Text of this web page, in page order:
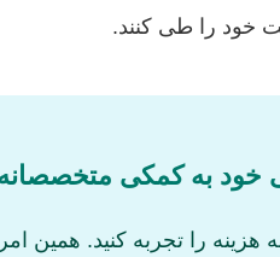
خود را طی کنند.
خود به کمکی
را تجربه کنید. همین